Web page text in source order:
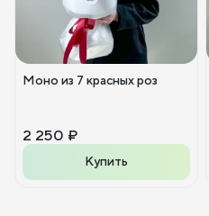
Моно из 7 красных роз
2 250 ₽
Купить